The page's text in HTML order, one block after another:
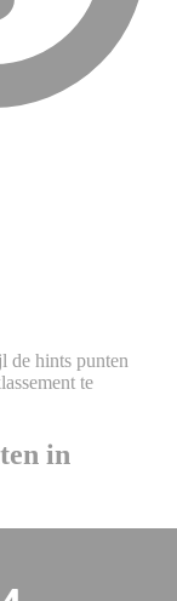
de hints punten
te
in